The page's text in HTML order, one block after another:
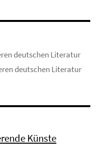
deutschen Literatur
deutschen Literatur
Künste